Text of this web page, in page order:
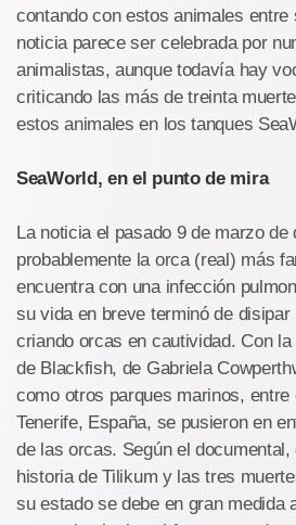
contando con estos animales entre
noticia parece ser celebrada por
animalistas, aunque todavía hay
criticando las más de treinta
estos animales en los tanques
SeaWorld, en el punto de mira
La noticia el pasado 9 de marzo de
probablemente la orca (real) más
encuentra con una infección
su vida en breve terminó de
criando orcas en cautividad. Con
de Blackfish, de Gabriela
como otros parques marinos, entre
Tenerife, España, se pusieron en
de las orcas. Según el documental,
historia de Tilikum y las tres
su estado se debe en gran medida